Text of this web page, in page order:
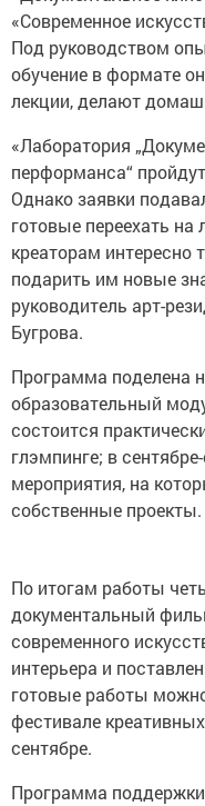
«Современное
Под руководством
обучение в формате
лекции, делают
«Лаборатория
перформанса“
Однако заявки
готовые переехать
креаторам интересно
подарить им новые
руководитель арт-
Бугрова.
Программа поделена
образовательный
состоится
глэмпинге; в
мероприятия, на
собственные проекты.
По итогам работы
документальный
современного
интерьера и
готовые работы
фестивале креативных
сентябре.
Программа поддержки